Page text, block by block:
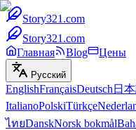
Story321.com
Story321.com
Главная
Blog Цены
Русский
EnglishFrançaisDeutsch 日
ItalianoPolskiTürkçe
ไทยDanskNorsk bokmål